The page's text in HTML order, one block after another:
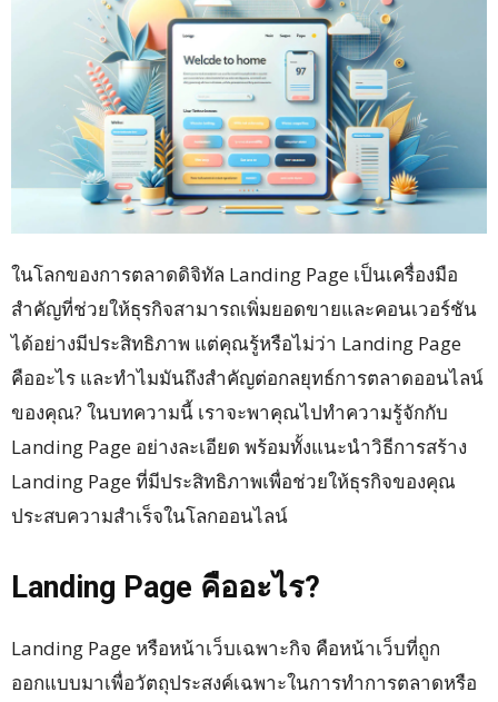
ในโลกของการตลาดดิจิทัล Landing Page เป็นเครื่องมือ
สำคัญที่ช่วยให้ธุรกิจสามารถเพิ่มยอดขายและคอนเวอร์ชัน
ได้อย่างมีประสิทธิภาพ แต่คุณรู้หรือไม่ว่า Landing Page
คืออะไร และทำไมมันถึงสำคัญต่อกลยุทธ์การตลาดออนไลน์
ของคุณ? ในบทความนี้ เราจะพาคุณไปทำความรู้จักกับ
Landing Page อย่างละเอียด พร้อมทั้งแนะนำวิธีการสร้าง
Landing Page ที่มีประสิทธิภาพเพื่อช่วยให้ธุรกิจของคุณ
ประสบความสำเร็จในโลกออนไลน์
Landing Page คืออะไร?
Landing Page หรือหน้าเว็บเฉพาะกิจ คือหน้าเว็บที่ถูก
ออกแบบมาเพื่อวัตถุประสงค์เฉพาะในการทำการตลาดหรือ